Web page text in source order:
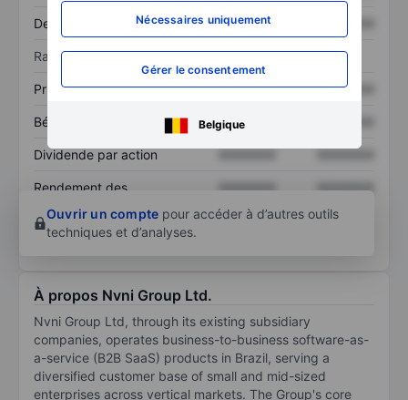
Nécessaires uniquement
Gérer le consentement
Belgique
Dette totale XXXXXXX
Ratios
Prix / ventes XXXXXXX XXXXXXX
Bénéfice par action XXXXXXX
Dividende par action
Rendement des
XXXXXXX
XXXXXXX
Ouvrir un compte pour accéder à d’autres outils
techniques et d’analyses.
À propos Nvni Group Ltd.
Nvni Group Ltd, through its existing subsidiary
companies, operates business-to-business software-as-
a-service (B2B SaaS) products in Brazil, serving a
diversified customer base of small and mid-sized
enterprises across vertical markets. The Group's core